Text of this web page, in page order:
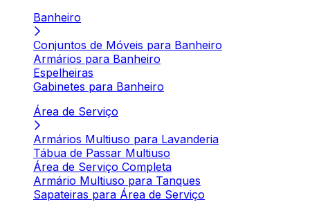
Banheiro
Conjuntos de Móveis para Banheiro
Armários para Banheiro
Espelheiras
Gabinetes para Banheiro
Área de Serviço
Armários Multiuso para Lavanderia
Tábua de Passar Multiuso
Área de Serviço Completa
Armário Multiuso para Tanques
Sapateiras para Área de Serviço